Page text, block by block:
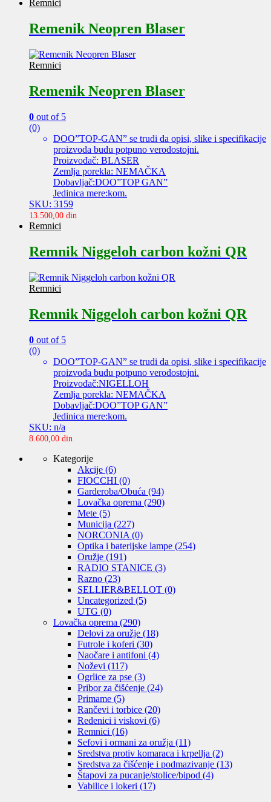
Remnici
Remenik Neopren Blaser
Remnici
Remenik Neopren Blaser
0 out of 5
(0)
DOO”TOP-GAN” se trudi da opisi, slike i specifikacije
proizvoda budu potpuno verodostojni.
Proizvođač: BLASER
Zemlja porekla: NEMAČKA
Dobavljač:DOO”TOP GAN”
Jedinica mere:kom.
SKU: 3159
13.500,00 din
Remnici
Remnik Niggeloh carbon kožni QR
Remnici
Remnik Niggeloh carbon kožni QR
0 out of 5
(0)
DOO”TOP-GAN” se trudi da opisi, slike i specifikacije
proizvoda budu potpuno verodostojni.
Proizvođač:NIGELLOH
Zemlja porekla: NEMAČKA
Dobavljač:DOO”TOP GAN”
Jedinica mere:kom.
SKU: n/a
8.600,00 din
Kategorije
Akcije (6)
FIOCCHI (0)
Garderoba/Obuća (94)
Lovačka oprema (290)
Mete (5)
Municija (227)
NORCONIA (0)
Optika i baterijske lampe (254)
Oružje (191)
RADIO STANICE (3)
Razno (23)
SELLIER&BELLOT (0)
Uncategorized (5)
UTG (0)
Lovačka oprema (290)
Delovi za oružje (18)
Futrole i koferi (30)
Naočare i antifoni (4)
Noževi (117)
Ogrlice za pse (3)
Pribor za čišćenje (24)
Primame (5)
Rančevi i torbice (20)
Redenici i viskovi (6)
Remnici (16)
Sefovi i ormani za oružja (11)
Sredstva protiv komaraca i krpellja (2)
Sredstva za čišćenje i podmazivanje (13)
Štapovi za pucanje/stolice/bipod (4)
Vabilice i lokeri (17)